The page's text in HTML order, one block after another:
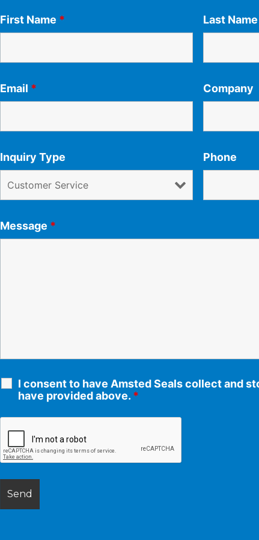
First Name * Last
Email * Company
Inquiry Type Phone
Message *
I consent to have Amsted Seals collect and
have provided above. *